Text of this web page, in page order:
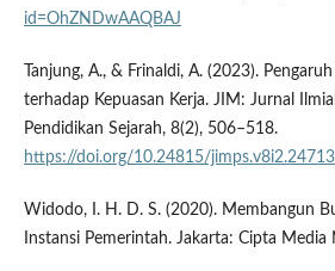
id=OhZNDwAAQBAJ
Tanjung, A., & Frinaldi, A. (2023).
terhadap Kepuasan Kerja. JIM: Jurnal
Pendidikan Sejarah, 8(2), 506–518.
https://doi.org/10.24815/jimps.v8i2.24713
Widodo, I. H. D. S. (2020). Membangun
Instansi Pemerintah. Jakarta: Cipta